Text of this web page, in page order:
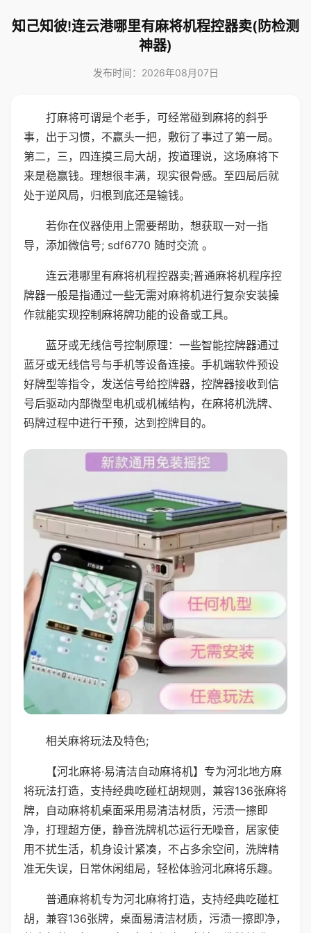
知己知彼!连云港哪里有麻将机程控器卖(防检测
神器)
发布时间：2026年08月07日
打麻将可谓是个老手，可经常碰到麻将的斜乎
事，出于习惯，不赢头一把，敷衍了事过了第一局。
第二，三，四连摸三局大胡，按道理说，这场麻将下
来是稳赢钱。理想很丰满，现实很骨感。至四局后就
处于逆风局，归根到底还是输钱。
若你在仪器使用上需要帮助，想获取一对一指
导，添加微信号; sdf6770 随时交流 。
连云港哪里有麻将机程控器卖;普通麻将机程序控
牌器一般是指通过一些无需对麻将机进行复杂安装操
作就能实现控制麻将牌功能的设备或工具。
蓝牙或无线信号控制原理：一些智能控牌器通过
蓝牙或无线信号与手机等设备连接。手机端软件预设
好牌型等指令，发送信号给控牌器，控牌器接收到信
号后驱动内部微型电机或机械结构，在麻将机洗牌、
码牌过程中进行干预，达到控牌目的。
相关麻将玩法及特色;
【河北麻将·易清洁自动麻将机】专为河北地方麻
将玩法打造，支持经典吃碰杠胡规则，兼容136张麻将
牌，自动麻将机桌面采用易清洁材质，污渍一擦即
净，打理超方便，静音洗牌机芯运行无噪音，居家使
用不扰生活，机身设计紧凑，不占多余空间，洗牌精
准无失误，日常休闲组局，轻松体验河北麻将乐趣。
普通麻将机专为河北麻将打造，支持经典吃碰杠
胡，兼容136张牌，桌面易清洁材质，污渍一擦即净，